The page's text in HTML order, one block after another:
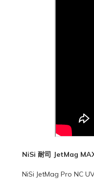
NiSi 耐司 JetMag
NiSi JetMag Pro NC